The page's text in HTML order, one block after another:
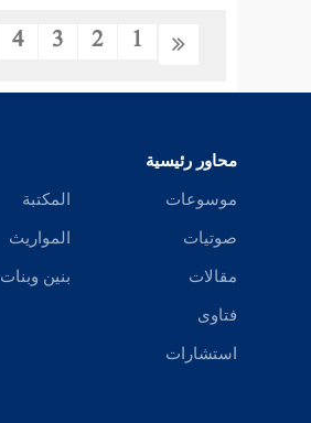
1
2
3
4
محاور رئيسية
موسوعات
صوتيات
مقالات
فتاوى
استشارات
المكتبة
المواريث
بنين وبنات